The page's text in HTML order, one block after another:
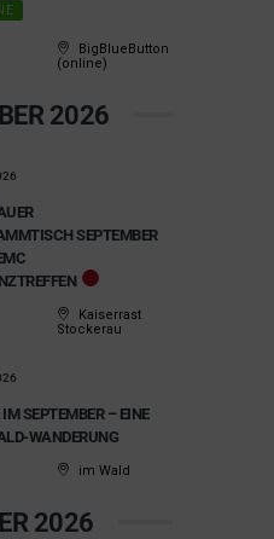
BigBlueButton
(online)
2026
SEPTEMBER
Kaiserrast
Stockerau
SEPTEMBER – EINE
WANDERUNG
im Wald
2026